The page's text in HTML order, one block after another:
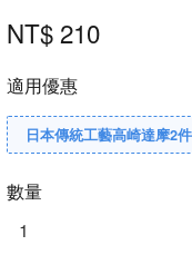
NT$ 210
適用優惠
日本傳統工藝高崎達摩2
數量